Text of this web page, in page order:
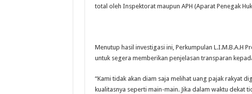
total oleh Inspektorat maupun APH (Aparat Penegak
Menutup hasil investigasi ini, Perkumpulan L.I.M.B.A.H
untuk segera memberikan penjelasan transparan
“Kami tidak akan diam saja melihat uang pajak rakyat
kualitasnya seperti main-main. Jika dalam waktu dekat